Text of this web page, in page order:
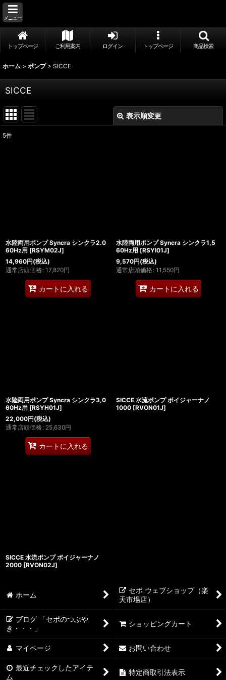
メニュー
トップページ ご利用案内 ログイン トップページ 商品検索
ホーム > ポンプ > SICCE
SICCE
表示順変更
5件
水陸両用ポンプ Syncra シンクラ2.0
60Hz用 [RSYM02J]
14,960円(税込)
通常店頭価格 : 17,820円
カートに入れる
水陸両用ポンプ Syncra シンクラ1,5
60Hz用 [RSYI01J]
9,570円(税込)
通常店頭価格 : 11,550円
カートに入れる
水陸両用ポンプ Syncra シンクラ3,0
60Hz用 [RSYH01J]
22,000円(税込)
通常店頭価格 : 25,630円
カートに入れる
SICCE 水流ポンプ ボイジャーナノ
1000 [RVON01J]
SICCE 水流ポンプ ボイジャーナノ
2000 [RVON02J]
ホーム
セポ ウェブショップ（楽
天市場店）
ブログ 「セポのつぶや
き・・・」
ショッピングカート
マイページ お問い合わせ
最近チェックしたアイテ
ム
特定商取引法表示